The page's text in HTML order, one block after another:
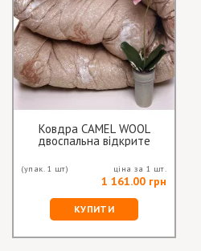
Ковдра CAMEL WOOL
двоспальна відкрите
(упак. 1 шт) ціна за 1 шт.
1 161.00 грн
КУПИТИ